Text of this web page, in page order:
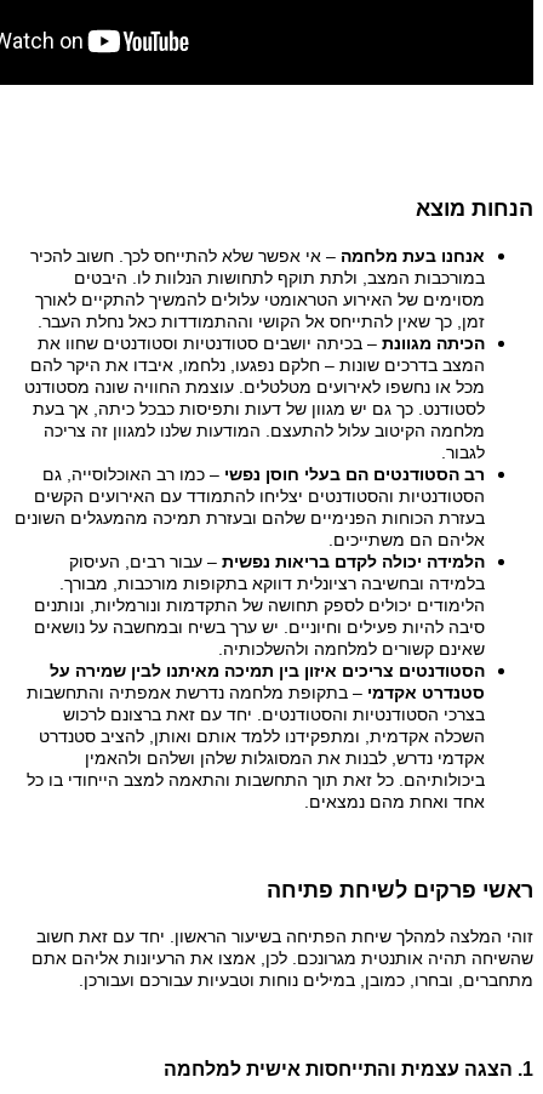
הנחות מוצא
אנחנו בעת מלחמה – אי אפשר שלא להתייחס לכך. חשוב להכיר
במורכבות המצב, ולתת תוקף לתחושות הנלוות לו. היבטים
מסוימים של האירוע הטראומטי עלולים להמשיך להתקיים לאורך
זמן, כך שאין להתייחס אל הקושי וההתמודדות כאל נחלת העבר.
הכיתה מגוונת – בכיתה יושבים סטודנטיות וסטודנטים שחוו את
המצב בדרכים שונות – חלקם נפגעו, נלחמו, איבדו את היקר להם
מכל או נחשפו לאירועים מטלטלים. עוצמת החוויה שונה מסטודנט
לסטודנט. כך גם יש מגוון של דעות ותפיסות כבכל כיתה, אך בעת
מלחמה הקיטוב עלול להתעצם. המודעות שלנו למגוון זה צריכה
לגבור.
רב הסטודנטים הם בעלי חוסן נפשי – כמו רב האוכלוסייה, גם
הסטודנטיות והסטודנטים יצליחו להתמודד עם האירועים הקשים
בעזרת הכוחות הפנימיים שלהם ובעזרת תמיכה מהמעגלים השונים
אליהם הם משתייכים.
הלמידה יכולה לקדם בריאות נפשית – עבור רבים, העיסוק
בלמידה ובחשיבה רציונלית דווקא בתקופות מורכבות, מבורך.
הלימודים יכולים לספק תחושה של התקדמות ונורמליות, ונותנים
סיבה להיות פעילים וחיוניים. יש ערך בשיח ובמחשבה על נושאים
שאינם קשורים למלחמה ולהשלכותיה.
הסטודנטים צריכים איזון בין תמיכה מאיתנו לבין שמירה על
סטנדרט אקדמי – בתקופת מלחמה נדרשת אמפתיה והתחשבות
בצרכי הסטודנטיות והסטודנטים. יחד עם זאת ברצונם לרכוש
השכלה אקדמית, ומתפקידנו ללמד אותם ואותן, להציב סטנדרט
אקדמי נדרש, לבנות את המסוגלות שלהן ושלהם ולהאמין
ביכולותיהם. כל זאת תוך התחשבות והתאמה למצב הייחודי בו כל
אחד ואחת מהם נמצאים.
ראשי פרקים לשיחת פתיחה
זוהי המלצה למהלך שיחת הפתיחה בשיעור הראשון. יחד עם זאת חשוב
שהשיחה תהיה אותנטית מגרונכם. לכן, אמצו את הרעיונות אליהם אתם
מתחברים, ובחרו, כמובן, במילים נוחות וטבעיות עבורכם ועבורכן.
1. הצגה עצמית והתייחסות אישית למלחמה